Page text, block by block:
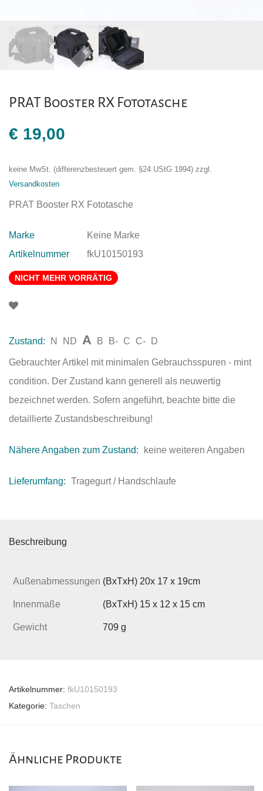
PRAT Booster RX Fototasche
€ 19,00
keine MwSt. (differenzbesteuert gem. §24 UStG 1994) zzgl.
Versandkosten
PRAT Booster RX Fototasche
Marke
Keine Marke
Artikelnummer
fkU10150193
NICHT MEHR VORRÄTIG
Zustand: N ND A B B- C C- D
Gebrauchter Artikel mit minimalen Gebrauchsspuren - mint
condition. Der Zustand kann generell als neuwertig
bezeichnet werden. Sofern angeführt, beachte bitte die
detaillierte Zustandsbeschreibung!
Nähere Angaben zum Zustand: keine weiteren Angaben
Lieferumfang: Tragegurt / Handschlaufe
Beschreibung
Außenabmessungen (BxTxH) 20x 17 x 19cm
Innenmaße (BxTxH) 15 x 12 x 15 cm
Gewicht 709 g
Artikelnummer: fkU10150193
Kategorie: Taschen
Ähnliche Produkte